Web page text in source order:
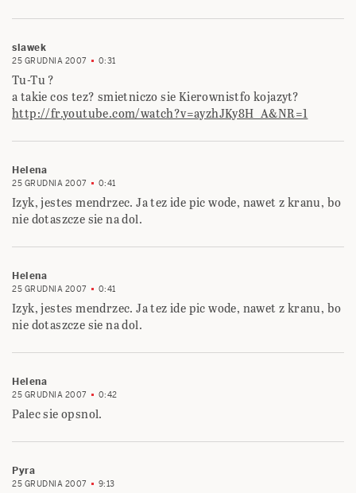
slawek
25 GRUDNIA 2007 0:31
Tu-Tu ?
a takie cos tez? smietniczo sie Kierownistfo kojazyt?
http://fr.youtube.com/watch?v=ayzhJKy8H_A&NR=1
Helena
25 GRUDNIA 2007 0:41
Izyk, jestes mendrzec. Ja tez ide pic wode, nawet z kranu, bo
nie dotaszcze sie na dol.
Helena
25 GRUDNIA 2007 0:41
Izyk, jestes mendrzec. Ja tez ide pic wode, nawet z kranu, bo
nie dotaszcze sie na dol.
Helena
25 GRUDNIA 2007 0:42
Palec sie opsnol.
Pyra
25 GRUDNIA 2007 9:13